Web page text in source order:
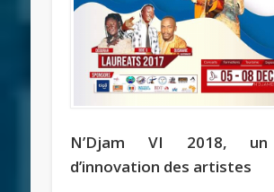
N’Djam VI 2018,
d’innovation des artistes